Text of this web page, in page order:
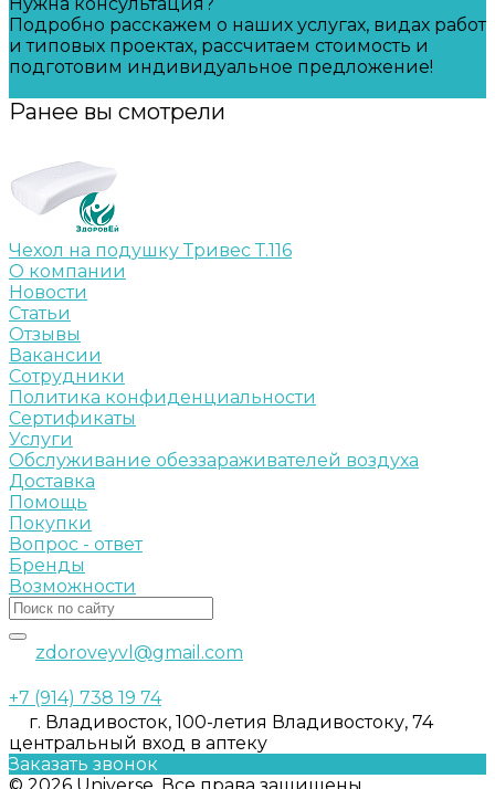
Подробно расскажем о наших услугах, видах работ
и типовых проектах, рассчитаем стоимость и
подготовим индивидуальное предложение!
Ранее вы смотрели
Чехол на подушку Тривес Т.116
О компании
Новости
Статьи
Отзывы
Вакансии
Сотрудники
Политика конфиденциальности
Сертификаты
Услуги
Обслуживание обеззараживателей воздуха
Доставка
Помощь
Покупки
Вопрос - ответ
Бренды
Возможности
zdoroveyvl@gmail.com
+7 (914) 738 19 74
г. Владивосток, 100-летия Владивостоку, 74
центральный вход в аптеку
Заказать звонок
© 2026 Universe, Все права защищены